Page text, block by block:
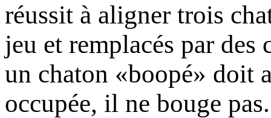
réussit à aligner trois
jeu et remplacés par des
un chaton «boopé» doit
occupée, il ne bouge